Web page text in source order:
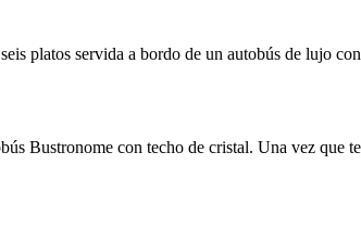
platos servida a bordo de un autobús de lujo
Bustronome con techo de cristal. Una vez que